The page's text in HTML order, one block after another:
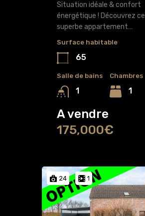
Situation idéale & confort
énergétique ! Découvrez ce
superbe appartement…
Surface habitable
65
Salle de bains
1
Chambres
1
A vendre
175,000€
24 1